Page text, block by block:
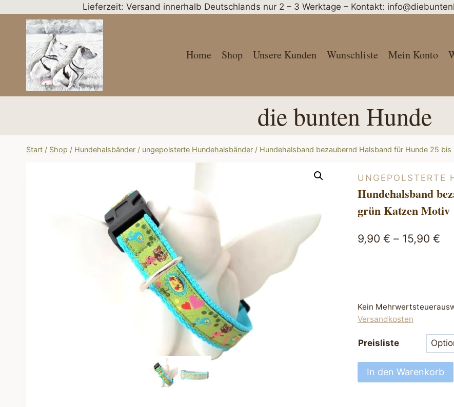
springen
Lieferzeit: Versand innerhalb Deutschlands nur 2 – 3 Werktage – Kontakt:
Home Shop Unsere Kunden Wunschliste Mein Konto
die bunten Hunde
Start / Shop / Hundehalsbänder / ungepolsterte Hundehalsbänder / Hundehalsband bezaubernd Halsband für Hunde 25
UNGEPOLSTERTE
Hundehalsband
grün Katzen Motiv
9,90 € – 15,90 €
Kein
Versandkosten
Preisliste
Hundehalsband
bezaubernd
In den Warenkorb